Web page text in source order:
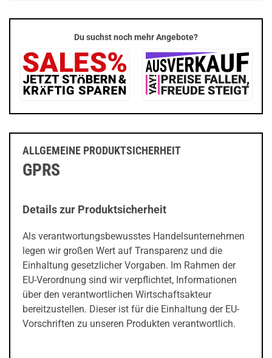
Du suchst noch mehr Angebote?
ALLGEMEINE PRODUKTSICHERHEIT
GPRS
Details zur Produktsicherheit
Als verantwortungsbewusstes Handelsunternehmen
legen wir großen Wert auf Transparenz und die
Einhaltung gesetzlicher Vorgaben. Im Rahmen der
EU-Verordnung sind wir verpflichtet, Informationen
über den verantwortlichen Wirtschaftsakteur
bereitzustellen. Dieser ist für die Einhaltung der EU-
Vorschriften zu unseren Produkten verantwortlich.